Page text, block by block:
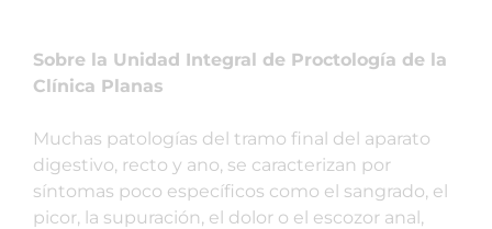
Sobre la Unidad Integral de Proctología de la
Clínica Planas
Muchas patologías del tramo final del aparato
digestivo, recto y ano, se caracterizan por
síntomas poco específicos como el sangrado, el
picor, la supuración, el dolor o el escozor anal,